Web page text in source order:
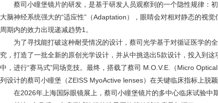
蔡司小瞳堡镜片的研发，是基于研发人员观察到的一个隐性规律：
大脑神经系统强大的“适应性”（Adaptation），眼睛会对相对静态的视
周期内的效力出现递减趋势1。
为了寻找能打破这种耐受情况的设计，蔡司光学基于对循证医学的
究，打造了一批全新的原创光学设计，并从中挑选出5款设计，投入到
中，进行“赛马式”同场竞技。最终，搭载了蔡司 M.O.V.E.（Micro
列设计的蔡司小瞳堡（ZEISS MyoActive lenses）在关键临床指标上脱
在2026年上海国际眼镜展上，蔡司小瞳堡镜片的多中心临床试验中